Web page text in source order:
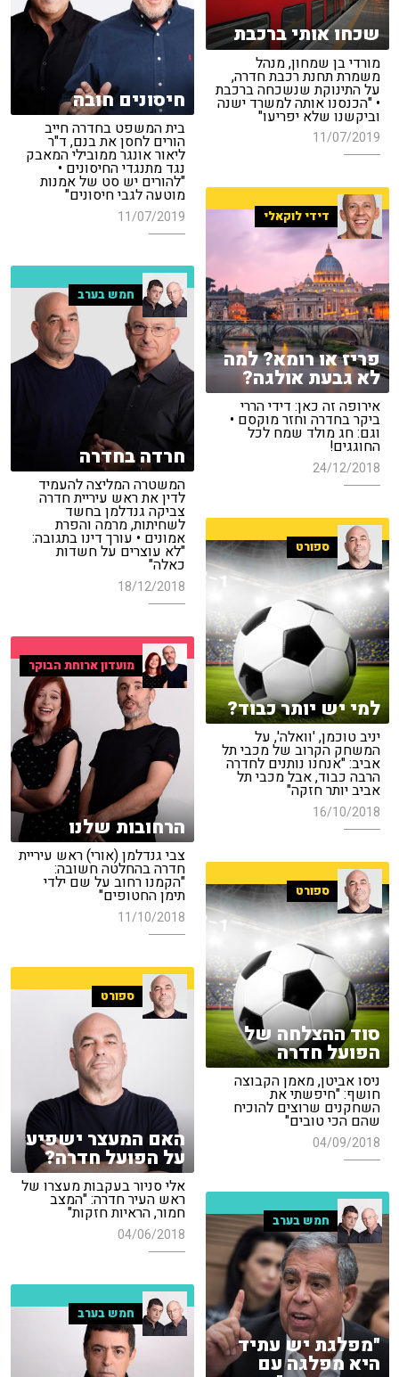
שכחו אותי ברכבת
מורדי בן שמחון, מנהל
משמרת תחנת רכבת חדרה,
על התינוקת שנשכחה ברכבת
• "הכנסנו אותה למשרד ישנה
וביקשנו שלא יפריעו"
11/07/2019
חיסונים חובה
בית המשפט בחדרה חייב
הורים לחסן את בנם, ד"ר
ליאור אונגר ממובילי המאבק
נגד מתנגדי החיסונים •
"להורים יש סט של אמנות
מוטעה לגבי חיסונים"
11/07/2019 דידי לוקאלי
פריז או רומא? למה
לא גבעת אולגה?
אירופה זה כאן: דידי הררי
ביקר בחדרה וחזר מוקסם •
וגם: חג מולד שמח לכל
החוגגים!
24/12/2018
חמש בערב
חרדה בחדרה
המשטרה המליצה להעמיד
לדין את ראש עיריית חדרה
צביקה גנדלמן בחשד
לשחיתות, מרמה והפרת
אמונים • עורך דינו בתגובה:
"לא עוצרים על חשדות
כאלה"
18/12/2018
ספורט
למי יש יותר כבוד?
יניב טוכמן, 'וואלה', על
המשחק הקרוב של מכבי תל
אביב: "אנחנו נותנים לחדרה
הרבה כבוד, אבל מכבי תל
אביב יותר חזקה"
16/10/2018
מועדון ארוחת הבוקר
הרחובות שלנו
צבי גנדלמן (אורי) ראש עיריית
חדרה בהחלטה חשובה:
"הקמנו רחוב על שם ילדי
תימן החטופים"
11/10/2018
ספורט
סוד ההצלחה של
הפועל חדרה
ניסו אביטן, מאמן הקבוצה
חושף: "חיפשתי את
השחקנים שרוצים להוכיח
שהם הכי טובים"
04/09/2018
ספורט
האם המעצר ישפיע
על הפועל חדרה?
אלי סניור בעקבות מעצרו של
ראש העיר חדרה: "המצב
חמור, הראיות חזקות"
04/06/2018
חמש בערב
"מפלגת יש עתיד
היא מפלגה עם
חמש בערב